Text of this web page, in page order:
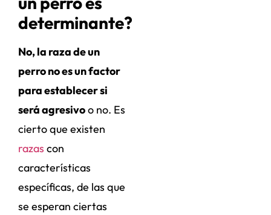
determinante?
No, la raza de un
perro no es un factor
para establecer si
será agresivoo no. Es
cierto que existen
razas con
características
específicas, de las que
se esperan ciertas